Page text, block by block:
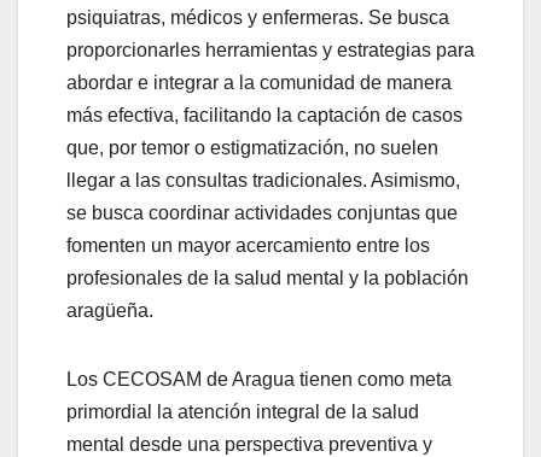
psiquiatras, médicos y enfermeras. Se busca
proporcionarles herramientas y estrategias para
abordar e integrar a la comunidad de manera
más efectiva, facilitando la captación de casos
que, por temor o estigmatización, no suelen
llegar a las consultas tradicionales. Asimismo,
se busca coordinar actividades conjuntas que
fomenten un mayor acercamiento entre los
profesionales de la salud mental y la población
aragüeña.
Los CECOSAM de Aragua tienen como meta
primordial la atención integral de la salud
mental desde una perspectiva preventiva y